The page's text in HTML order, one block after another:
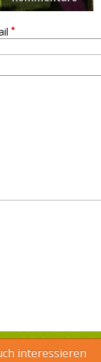
*
interessieren